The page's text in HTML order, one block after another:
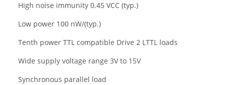
High noise immunity 0.45 VCC (typ.)
Low power 100 nW/(typ.)
Tenth power TTL compatible Drive 2 LTTL loads
Wide supply voltage range 3V to 15V
Synchronous parallel load